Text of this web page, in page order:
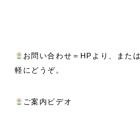
お問い合わせ＝HPより、また
軽にどうぞ。
ご案内ビデオ